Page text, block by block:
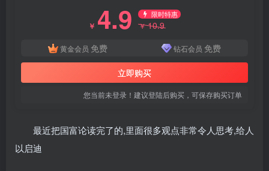
￥ 4.9 限时特惠
￥10.9
黄金会员 免费 钻石会员 免费
立即购买
您当前未登录！建议登陆后购买，可保存购买订单
最近把国富论读完了的,里面很多观点非常令人思考,给人
以启迪